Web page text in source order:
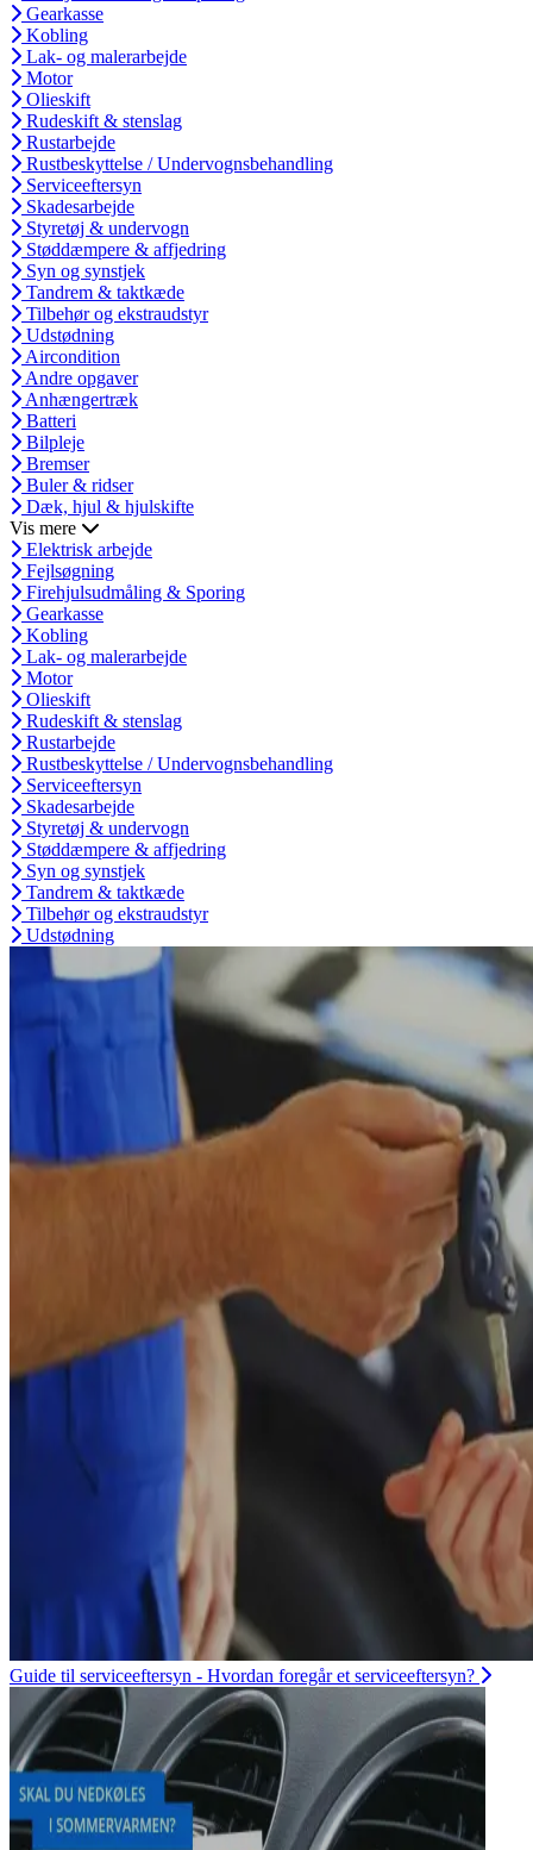
Gearkasse
Kobling
Lak- og malerarbejde
Motor
Olieskift
Rudeskift & stenslag
Rustarbejde
Rustbeskyttelse / Undervognsbehandling
Serviceeftersyn
Skadesarbejde
Styretøj & undervogn
Støddæmpere & affjedring
Syn og synstjek
Tandrem & taktkæde
Tilbehør og ekstraudstyr
Udstødning
Aircondition
Andre opgaver
Anhængertræk
Batteri
Bilpleje
Bremser
Buler & ridser
Dæk, hjul & hjulskifte
Vis mere
Elektrisk arbejde
Fejlsøgning
Firehjulsudmåling & Sporing
Gearkasse
Kobling
Lak- og malerarbejde
Motor
Olieskift
Rudeskift & stenslag
Rustarbejde
Rustbeskyttelse / Undervognsbehandling
Serviceeftersyn
Skadesarbejde
Styretøj & undervogn
Støddæmpere & affjedring
Syn og synstjek
Tandrem & taktkæde
Tilbehør og ekstraudstyr
Udstødning
Guide til serviceeftersyn - Hvordan foregår et serviceeftersyn?